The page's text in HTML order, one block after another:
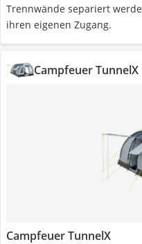
Trennwände separiert
ihren eigenen Zugang.
Campfeuer TunnelX
Campfeuer TunnelX